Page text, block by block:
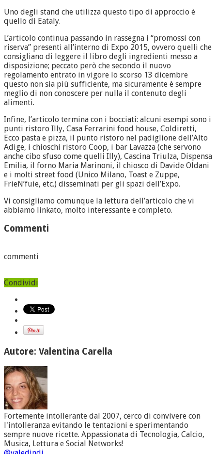
Uno degli stand che utilizza questo tipo di approccio è
quello di Eataly.
L’articolo continua passando in rassegna i “promossi con
riserva” presenti all’interno di Expo 2015, ovvero quelli che
consigliano di leggere il libro degli ingredienti messo a
disposizione; peccato però che secondo il nuovo
regolamento entrato in vigore lo scorso 13 dicembre
questo non sia più sufficiente, ma sicuramente è sempre
meglio di non conoscere per nulla il contenuto degli
alimenti.
Infine, l’articolo termina con i bocciati: alcuni esempi sono i
punti ristoro Illy, Casa Ferrarini food house, Coldiretti,
Ecco pasta e pizza, il punto ristoro nel padiglione dell’Alto
Adige, i chioschi ristoro Coop, i bar Lavazza (che servono
anche cibo sfuso come quelli Illy), Cascina Triulza, Dispensa
Emilia, il forno Maria Marinoni, il chiosco di Davide Oldani
e i molti street food (Unico Milano, Toast e Zuppe,
FrieN’fuie, etc.) disseminati per gli spazi dell’Expo.
Vi consigliamo comunque la lettura dell’articolo che vi
abbiamo linkato, molto interessante e completo.
Commenti
commenti
Condividi
Autore: Valentina Carella
Fortemente intollerante dal 2007, cerco di convivere con
l'intolleranza evitando le tentazioni e sperimentando
sempre nuove ricette. Appassionata di Tecnologia, Calcio,
Musica, Lettura e Social Networks!